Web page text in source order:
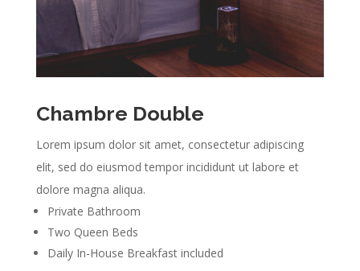
Chambre Double
Lorem ipsum dolor sit amet, consectetur adipiscing
elit, sed do eiusmod tempor incididunt ut labore et
dolore magna aliqua.
Private Bathroom
Two Queen Beds
Daily In-House Breakfast included